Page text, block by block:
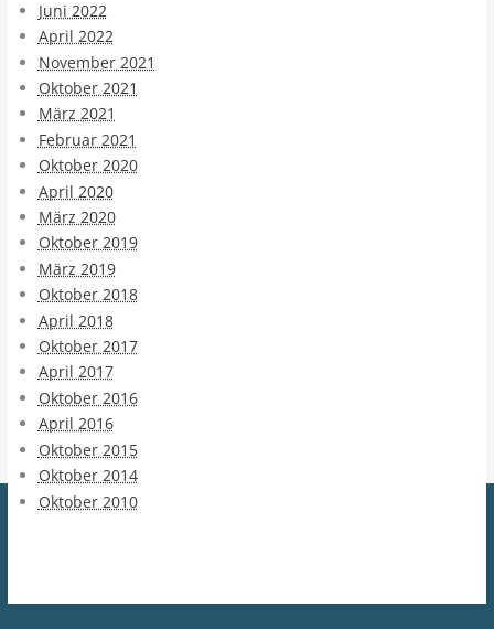
Juni 2022
April 2022
November 2021
Oktober 2021
März 2021
Februar 2021
Oktober 2020
April 2020
März 2020
Oktober 2019
März 2019
Oktober 2018
April 2018
Oktober 2017
April 2017
Oktober 2016
April 2016
Oktober 2015
Oktober 2014
Oktober 2010